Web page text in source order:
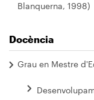
Blanquerna, 1998)
Docència
Grau en Mestre